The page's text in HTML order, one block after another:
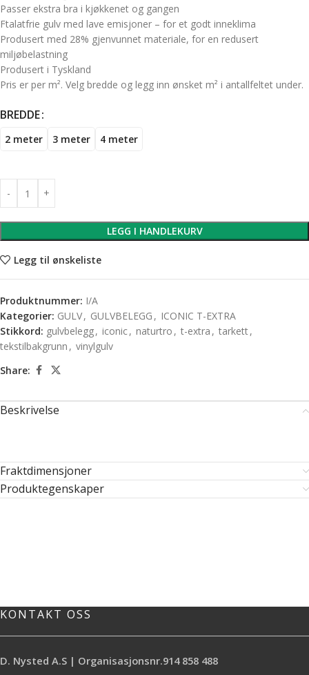
Passer ekstra bra i kjøkkenet og gangen
Ftalatfrie gulv med lave emisjoner – for et godt inneklima
Produsert med 28% gjenvunnet materiale, for en redusert
miljøbelastning
Produsert i Tyskland
Pris er per m². Velg bredde og legg inn ønsket m² i antallfeltet under.
BREDDE
2 meter 3 meter 4 meter
LEGG I HANDLEKURV
Legg til ønskeliste
Produktnummer: I/A
Kategorier: GULV, GULVBELEGG , ICONIC T-EXTRA
Stikkord: gulvbelegg, iconic, naturtro , t-extra , tarkett,
tekstilbakgrunn , vinylgulv
Share:
Beskrivelse
Fraktdimensjoner
Produktegenskaper
KONTAKT OSS
D. Nysted A.S | Organisasjonsnr.914 858 488